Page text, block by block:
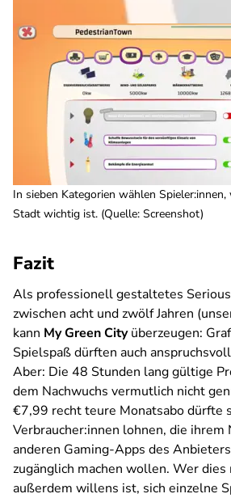
In sieben Kategorien wählen
Stadt wichtig ist. (Quelle: Screenshot)
Fazit
Als professionell gestaltetes
zwischen acht und zwölf Jahren
kann My Green Cityüberzeugen:
Spielspaß dürften auch
Aber: Die 48 Stunden lang gültige
dem Nachwuchs vermutlich nicht
€7,99 recht teure Monatsabo dürfte
Verbraucher:innen lohnen, die ihrem
anderen Gaming-Apps des
zugänglich machen wollen. Wer dies
außerdem willens ist, sich einzelne